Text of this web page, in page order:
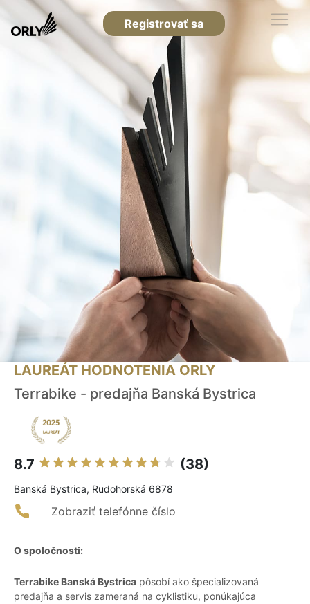
Registrovať sa
LAUREÁT HODNOTENIA ORLY
Terrabike - predajňa Banská Bystrica
8.7 (38)
Banská Bystrica, Rudohorská 6878
Zobraziť telefónne číslo
O spoločnosti:
Terrabike Banská Bystrica pôsobí ako špecializovaná
predajňa a servis zameraná na cyklistiku, ponúkajúca